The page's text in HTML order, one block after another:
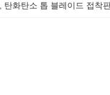
탄화탄소 톱 블레이드 접착